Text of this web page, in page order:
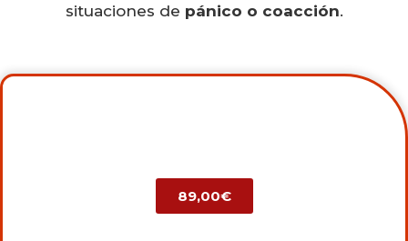
situaciones de pánico o coacción.
89,00€